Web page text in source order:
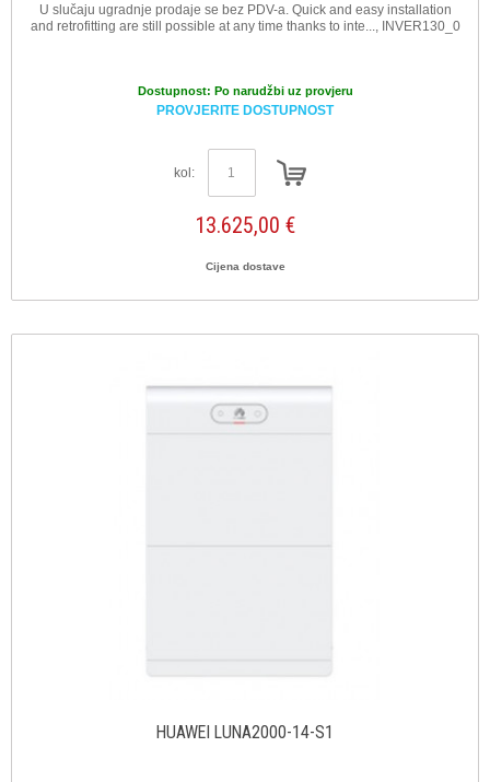
U slučaju ugradnje prodaje se bez PDV-a. Quick and easy installation
and retrofitting are still possible at any time thanks to inte..., INVER130_0
Dostupnost: Po narudžbi uz provjeru
PROVJERITE DOSTUPNOST
kol:
13.625,00 €
Cijena dostave
HUAWEI LUNA2000-14-S1